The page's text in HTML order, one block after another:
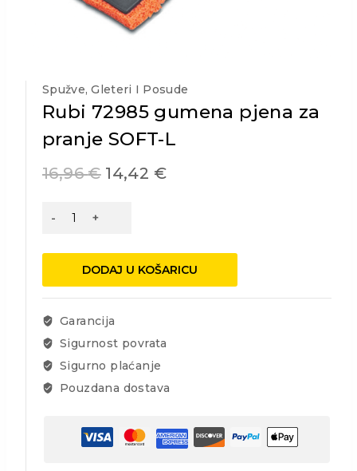
Spužve, Gleteri I Posude
Rubi 72985 gumena pjena za
pranje SOFT-L
16,96€ 14,42 €
Rubi
pjena
pranje
SOFT-
količina
DODAJ U KOŠARICU
Garancija
Sigurnost povrata
Sigurno plaćanje
Pouzdana dostava